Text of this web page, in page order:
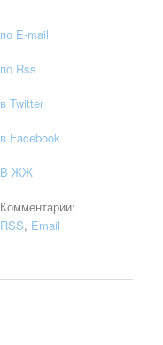
по E-mail
по Rss
в Twitter
в Facebook
В ЖЖ
Комментарии:
RSS, Email